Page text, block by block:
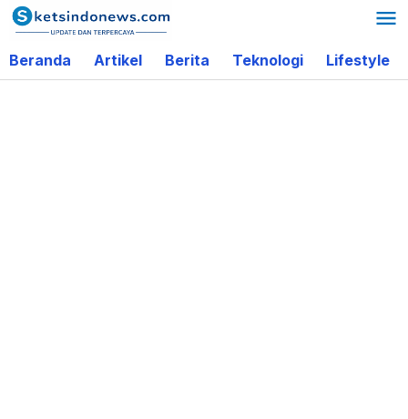
Lewati
ke
konten
Beranda Artikel Berita Teknologi Lifestyle